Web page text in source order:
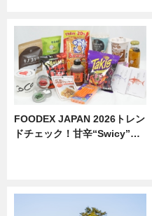
FOODEX JAPAN 2026トレン
ドチェック！甘辛“Swicy”…